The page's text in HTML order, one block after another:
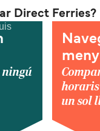
Direct Ferries?
ningú
un sol